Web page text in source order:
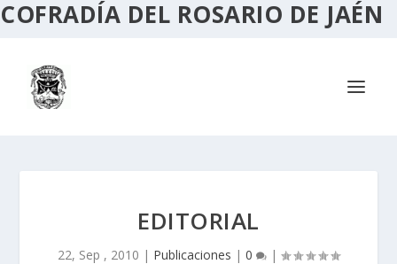
COFRADÍA DEL ROSARIO DE JAÉN
EDITORIAL
22, Sep , 2010 | Publicaciones | 0 |